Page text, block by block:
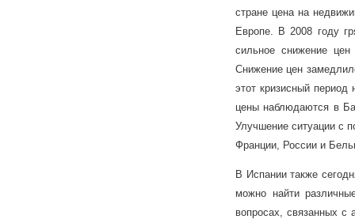
стране цена на
Европе. В 2008 году
сильное снижение
Снижение цен
этот кризисный
цены наблюдаются в
Улучшение ситуации с
Франции, России и
В Испании также
можно найти
вопросах, связанных с